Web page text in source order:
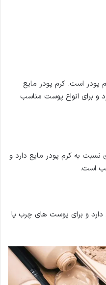
پودر است. کرم پودر مایع
و برای انواع پوست مناسب
به کرم پودر مایع دارد و
است.
و برای پوست های چرب یا